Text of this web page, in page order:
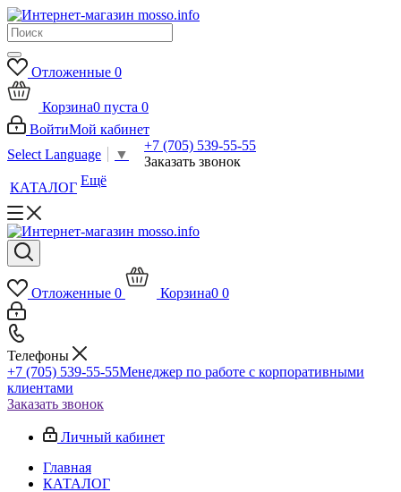
Отложенные 0
Корзина0 пуста 0
ВойтиМой кабинет
Select Language
▼
+7 (705) 539-55-55
Заказать звонок
КАТАЛОГ Ещё
Отложенные 0 Корзина0 0
Телефоны
+7 (705) 539-55-55Менеджер по работе с корпоративными
клиентами
Заказать звонок
Личный кабинет
Главная
КАТАЛОГ